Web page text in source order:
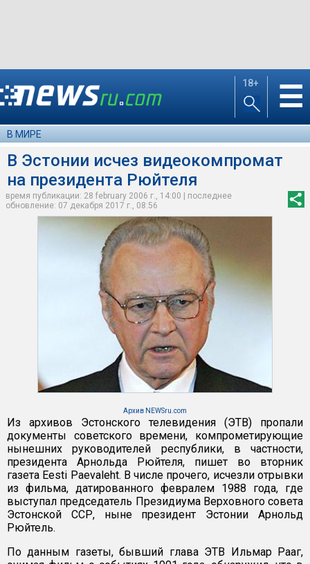
18+ ☰
В МИРЕ
В Эстонии исчез видеокомпромат
на президента Рюйтеля
время публикации: 28 february 2006 г., 14:00 | последнее
обновление: 07 декабря 2017 г., 08:56
Архив NEWSru.com
Из архивов Эстонского телевидения (ЭТВ) пропали
документы советского времени, компрометирующие
нынешних руководителей республики, в частности,
президента Арнольда Рюйтеля, пишет во вторник
газета Eesti Paevaleht. В числе прочего, исчезли отрывки
из фильма, датированного февралем 1988 года, где
выступал председатель Президиума Верховного совета
Эстонской ССР, ныне президент Эстонии Арнольд
Рюйтель.
По данным газеты, бывший глава ЭТВ Ильмар Рааг,